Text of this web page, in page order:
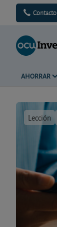
Contacto
AHORRAR
Lección